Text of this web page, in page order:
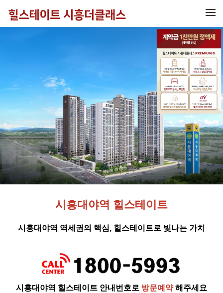
시흥대야역 힐스테이트
시흥대야역 역세권의 핵심, 힐스테이트로 빛나는 가치
시흥대야역 힐스테이트 안내번호로 방문예약해주세요